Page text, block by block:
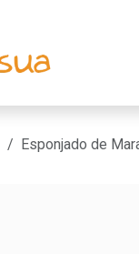
Esponjado de